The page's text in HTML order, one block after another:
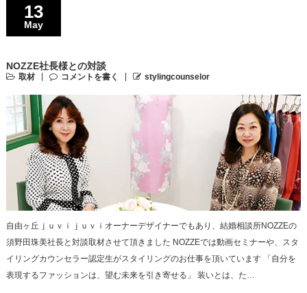
13
May
NOZZE社長様との対談
取材 コメントを書く stylingcounselor
自由ヶ丘ｊｕｖｉｊｕｖｉオーナーデザイナーでもあり、結婚相談所NOZZEの
須野田珠美社長と対談取材させて頂きました NOZZEでは動画セミナーや、スタ
イリングカウンセラー認定生がスタイリングのお仕事を頂いています 「自分を
表現するファッションは、望む未来を引き寄せる」 装いとは、た…